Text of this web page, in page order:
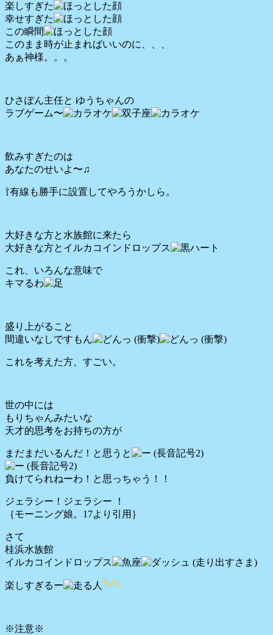
楽しすぎた
幸せすぎた
この瞬間
このまま時が止まればいいのに、、、
あぁ神様。。。
ひさぽん主任と ゆうちゃんの
ラブゲーム〜
飲みすぎたのは
あなたのせいよ〜♫
⇧有線も勝手に設置してやろうかしら。
大好きな方と水族館に来たら
大好きな方とイルカコインドロップス
これ、いろんな意味で
キマるわ
盛り上がること
間違いなしですもん
これを考えた方、すごい。
世の中には
もりちゃんみたいな
天才的思考をお持ちの方が
まだまだいるんだ！と思うと
負けてられねーわ！と思っちゃう！！
ジェラシー！ジェラシー ！
｛モーニング娘。17より引用｝
さて
桂浜水族館
イルカコインドロップス
楽しすぎるー
※注意※